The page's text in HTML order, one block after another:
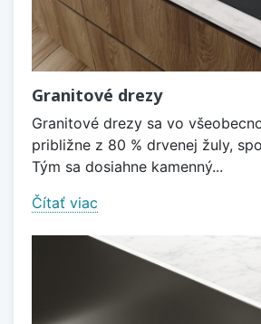
Granitové drezy
Granitové drezy sa vo
približne z 80 % drvenej žuly,
Tým sa dosiahne kamenný...
Čítať viac